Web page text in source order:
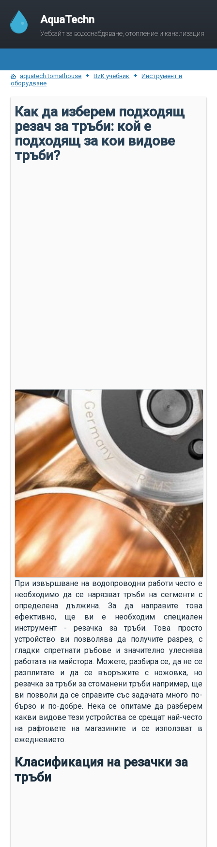
AquaTechn
Уебсайт за водоснабдяване, отопление и канализация
aquatech.tomathouse ВиК учебник
Инструмент и
оборудване
Как да изберем подходящ
резач за тръби: кой е
подходящ за кои видове
тръби?
При извършване на водопроводни работи често е
необходимо да се нарязват тръби на сегменти с
определена дължина. За да направите това
ефективно, ще ви е необходим специален
инструмент - резачка за тръби. Това просто
устройство ви позволява да получите разрез, с
гладки спретнати ръбове и значително улеснява
работата на майстора. Можете, разбира се, да не се
разплитате и да се въоръжите с ножовка, но
резачка за тръби за стоманени тръби например, ще
ви позволи да се справите със задачата много по-
бързо и по-добре. Нека се опитаме да разберем
какви видове тези устройства се срещат най-често
на рафтовете на магазините и се използват в
ежедневието.
Класификация на резачки за
тръби